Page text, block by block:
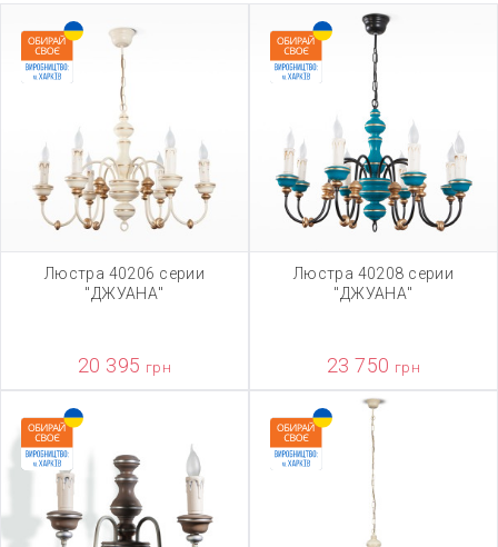
Люстра 40206 серии
"ДЖУАНА"
20 395 грн
Люстра 40208 серии
"ДЖУАНА"
23 750 грн